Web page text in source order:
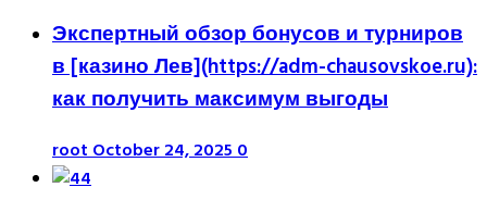
Экспертный обзор бонусов и турниров
в [казино Лев](https://adm-chausovskoe.ru):
как получить максимум выгоды
rootOctober 24, 20250